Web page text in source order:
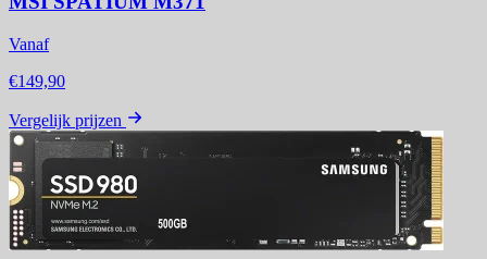
Vanaf
€149,90
Vergelijk prijzen